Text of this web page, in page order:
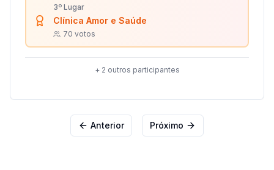
3º Lugar
Clínica Amor e Saúde
70 votos
+ 2 outros participantes
Anterior Próximo